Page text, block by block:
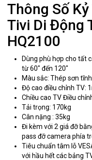
Thông Số
Tivi Di Động
HQ2100
Dùng phù hợp cho tất
từ 60" đến 120"
Màu sắc: Thép sơn
Độ cao điều chỉnh TV:
Chiều cao TV Điều
Tải trọng: 170kg
Cân nặng : 35kg
Đi kèm với 2 giá đỡ
pass đỡ camera phía
Tiêu chuẩn tâm lỗ
với hầu hết các bảng